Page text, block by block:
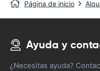
Página de inicio
Ayuda y
¿Necesitas ayuda?